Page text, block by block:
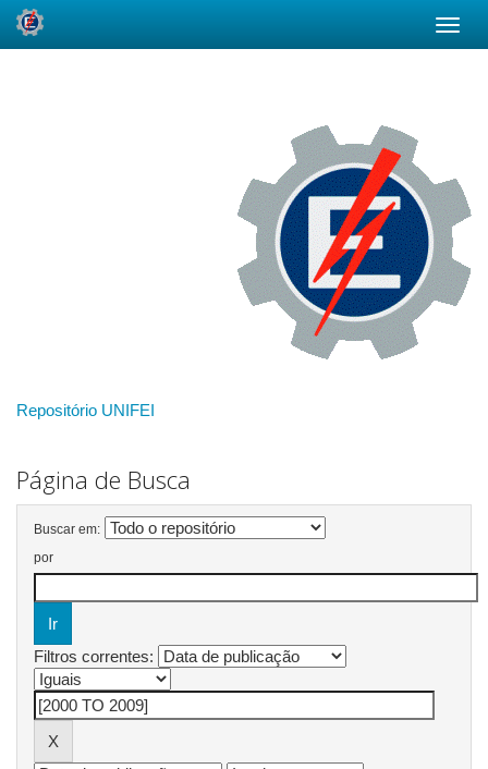
Repositório UNIFEI
Página de Busca
Buscar em:
por
Filtros correntes: